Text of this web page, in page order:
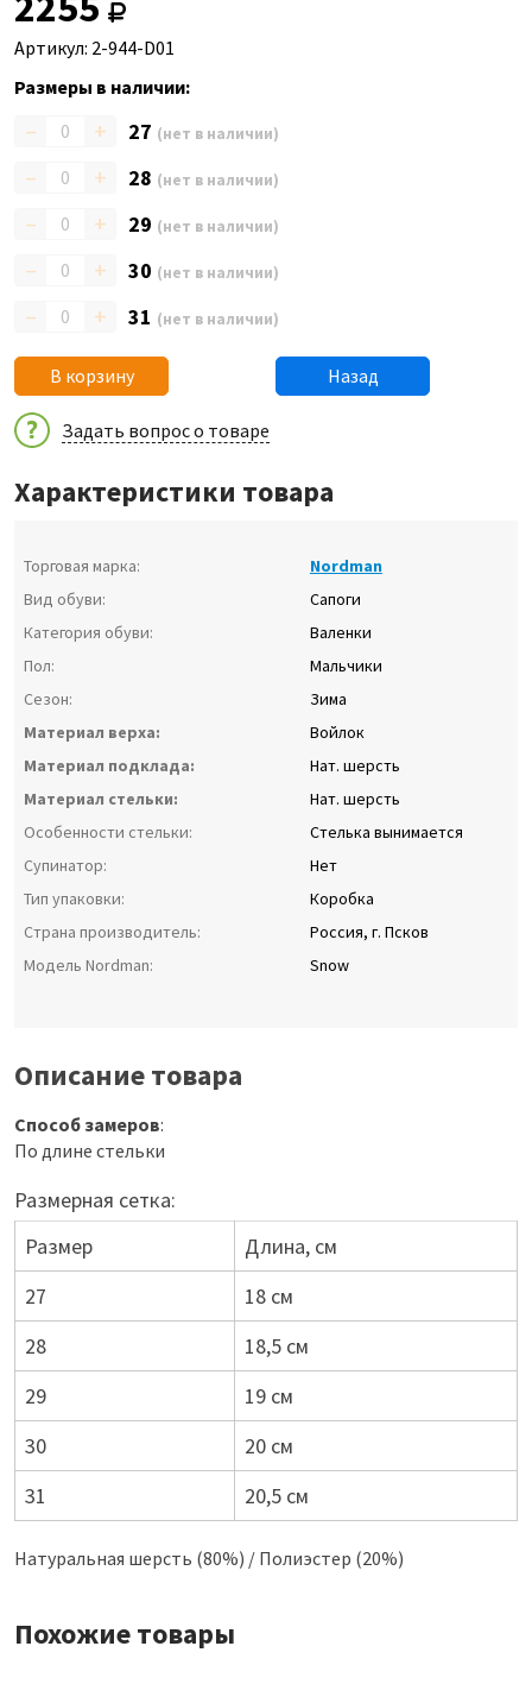
Артикул: 2-944-D01
Размеры в наличии:
– + 27 (нет в наличии)
– + 28 (нет в наличии)
– + 29 (нет в наличии)
– + 30 (нет в наличии)
– + 31 (нет в наличии)
В корзину Назад
Задать вопрос о товаре
Характеристики товара
Торговая марка:
Nordman
Вид обуви:
Сапоги
Категория обуви:
Валенки
Пол:
Мальчики
Сезон:
Зима
Материал верха:
Войлок
Материал подклада:
Нат. шерсть
Материал стельки:
Нат. шерсть
Особенности стельки:
Стелька вынимается
Супинатор:
Нет
Тип упаковки:
Коробка
Страна производитель:
Россия, г. Псков
Модель Nordman:
Snow
Описание товара
Способ замеров:
По длине стельки
Размерная сетка:
Размер
Длина, см
27
18 см
28
18,5 см
29
19 см
30
20 см
31
20,5 см
Натуральная шерсть (80%) / Полиэстер (20%)
Похожие товары